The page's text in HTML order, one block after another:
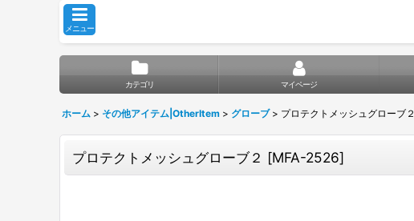
メニュー
カテゴリ マイページ
ホーム > その他アイテム|OtherItem > グローブ > プロテクトメッシュグローブ２
プロテクトメッシュグローブ２ [MFA-2526]